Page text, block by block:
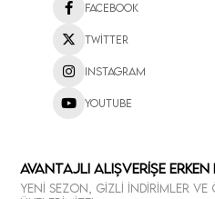
Facebook
Twitter
Instagram
Youtube
Avantajlı Alışverişe Erken
Yeni sezon, gizli indirimler